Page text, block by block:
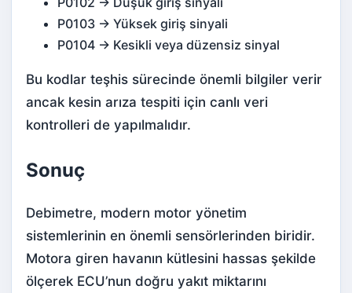
P0103 → Yüksek giriş sinyali
P0104 → Kesikli veya düzensiz sinyal
Bu kodlar teşhis sürecinde önemli bilgiler verir
ancak kesin arıza tespiti için canlı veri
kontrolleri de yapılmalıdır.
Sonuç
Debimetre, modern motor yönetim
sistemlerinin en önemli sensörlerinden biridir.
Motora giren havanın kütlesini hassas şekilde
ölçerek ECU’nun doğru yakıt miktarını